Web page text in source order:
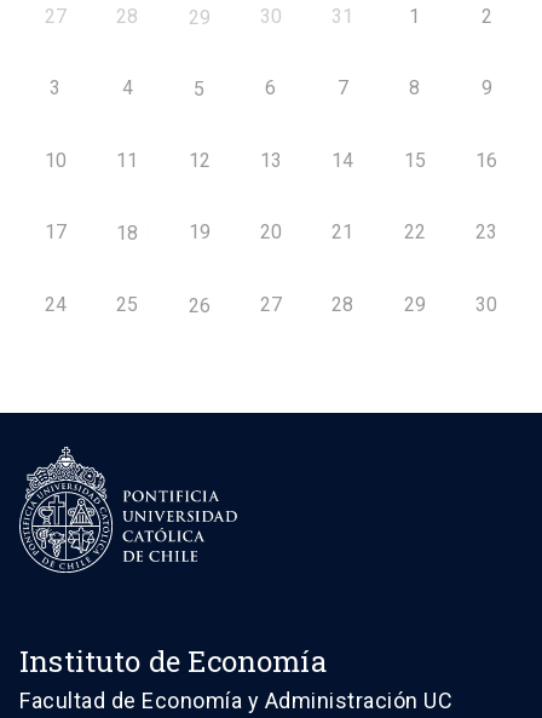
27 28 29 30 31 1 2
3 4 5 6 7 8 9
10 11 12 13 14 15 16
17 18 19 20 21 22 23
24 25 26 27 28 29 30
Instituto de Economía
Facultad de Economía y Administración UC